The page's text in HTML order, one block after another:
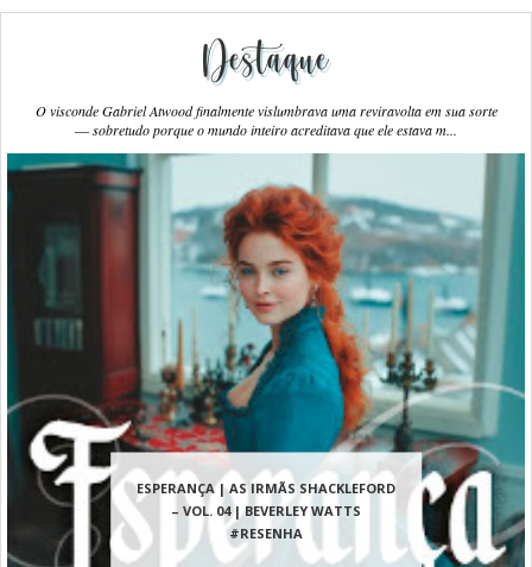
Destaque
ESPERANÇA | AS IRMÃS SHACKLEFORD
– VOL. 04 | BEVERLEY WATTS
#RESENHA
O visconde Gabriel Atwood finalmente vislumbrava uma reviravolta em sua sorte
― sobretudo porque o mundo inteiro acreditava que ele estava m...